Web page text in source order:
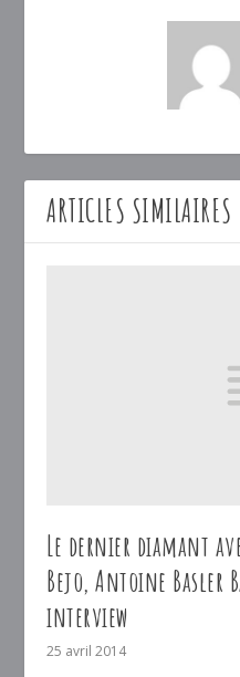
ARTICLES SIMILAIRES
Le dernier diamant
Bejo, Antoine Basler
interview
25 avril 2014